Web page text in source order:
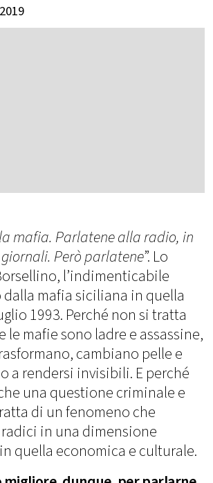
mafia. Parlatene alla radio, in
Però parlatene”. Lo
l’indimenticabile
mafia siciliana in quella
1993. Perché non si tratta
le mafie sono ladre e assassine,
cambiano pelle e
a rendersi invisibili. E perché
una questione criminale e
di un fenomeno che
in una dimensione
quella economica e culturale.